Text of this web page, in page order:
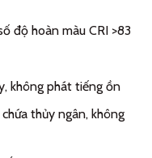
độ hoàn màu CRI >83
không phát tiếng ồn
thủy ngân, không